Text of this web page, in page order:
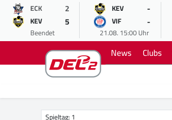
ECK 2
KEV 5
Beendet
KEV -
VIF -
21.08. 15:00 Uhr
News Clubs
Spieltag: 1